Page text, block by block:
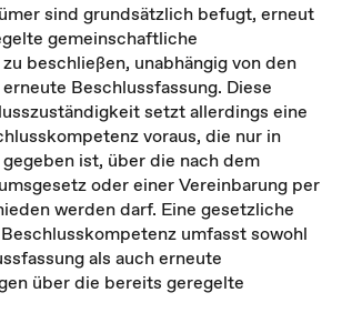
sind grundsätzlich befugt, erneut
gemeinschaftliche
beschließen, unabhängig von den
Beschlussfassung. Diese
setzt allerdings eine
voraus, die nur in
ist, über die nach dem
oder einer Vereinbarung per
werden darf. Eine gesetzliche
umfasst sowohl
als auch erneute
über die bereits geregelte